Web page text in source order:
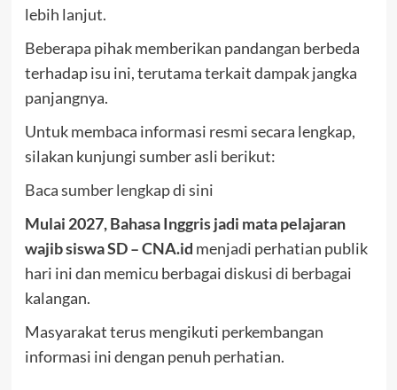
lebih lanjut.
Beberapa pihak memberikan pandangan berbeda
terhadap isu ini, terutama terkait dampak jangka
panjangnya.
Untuk membaca informasi resmi secara lengkap,
silakan kunjungi sumber asli berikut:
Baca sumber lengkap di sini
Mulai 2027, Bahasa Inggris jadi mata pelajaran
wajib siswa SD – CNA.id menjadi perhatian publik
hari ini dan memicu berbagai diskusi di berbagai
kalangan.
Masyarakat terus mengikuti perkembangan
informasi ini dengan penuh perhatian.